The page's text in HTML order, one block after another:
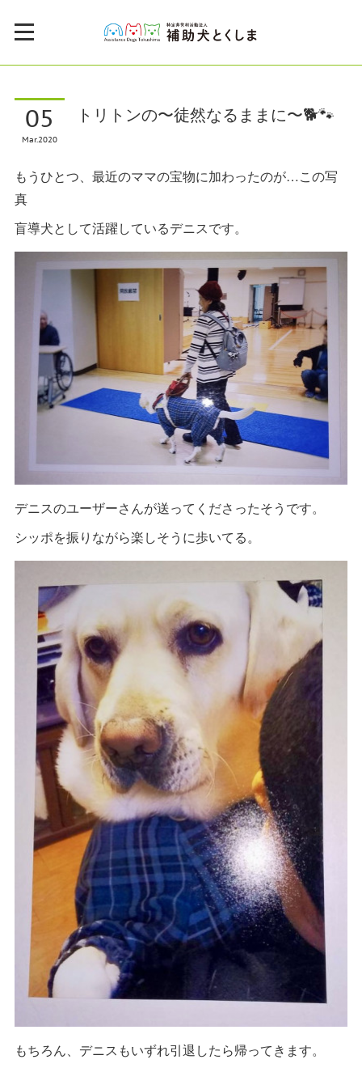
05
Mar2020
トリトンの〜徒然なるままに〜🐕🐾
もうひとつ、最近のママの宝物に加わったのが…この写
真
盲導犬として活躍しているデニスです。
デニスのユーザーさんが送ってくださったそうです。
シッポを振りながら楽しそうに歩いてる。
もちろん、デニスもいずれ引退したら帰ってきます。